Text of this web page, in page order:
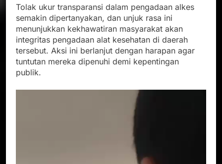
Tolak ukur transparansi dalam pengadaan alkes
semakin dipertanyakan, dan unjuk rasa ini
menunjukkan kekhawatiran masyarakat akan
integritas pengadaan alat kesehatan di daerah
tersebut. Aksi ini berlanjut dengan harapan agar
tuntutan mereka dipenuhi demi kepentingan
publik.